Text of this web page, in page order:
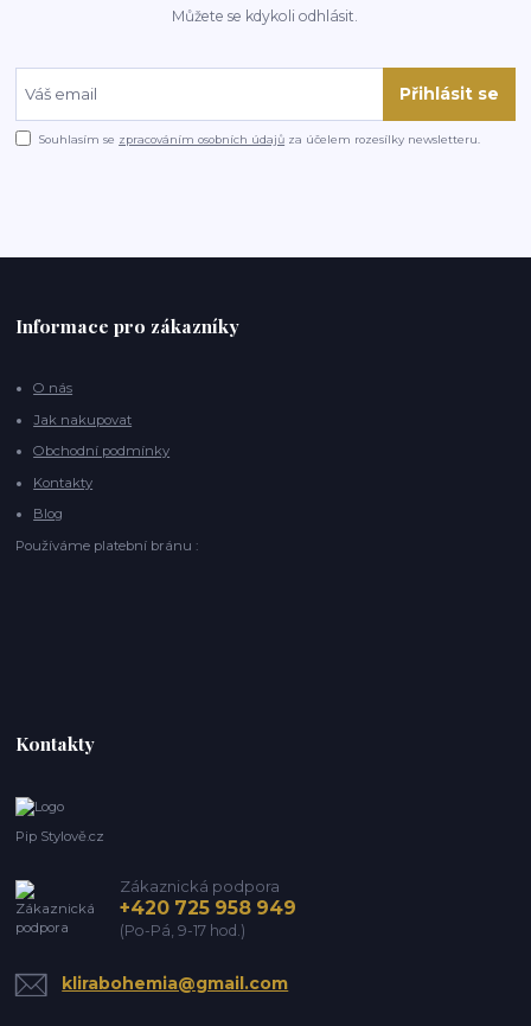
Můžete se kdykoli odhlásit.
Přihlásit se
Souhlasím se zpracováním osobních údajů za účelem rozesílky newsletteru.
Informace pro zákazníky
O nás
Jak nakupovat
Obchodní podmínky
Kontakty
Blog
Používáme platební bránu :
Kontakty
Pip Stylově.cz
Zákaznická podpora
+420 725 958 949
(Po-Pá, 9-17 hod.)
klirabohemia@gmail.com